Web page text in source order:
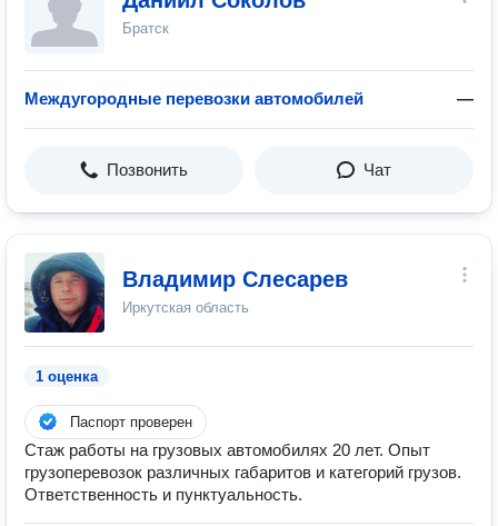
Братск
Междугородные перевозки автомобилей —
Позвонить Чат
Владимир Слесарев
Иркутская область
1 оценка
Паспорт проверен
Стаж работы на грузовых автомобилях 20 лет. Опыт
грузоперевозок различных габаритов и категорий грузов.
Ответственность и пунктуальность.